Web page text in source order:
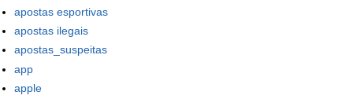
apostas esportivas
apostas ilegais
apostas_suspeitas
app
apple